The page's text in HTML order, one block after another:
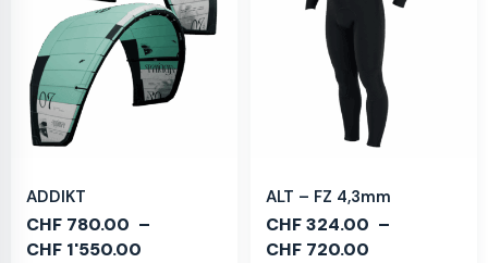
ADDIKT
CHF 780.00 –
CHF 1'550.00
ALT – FZ 4,3mm
CHF324.00 –
CHF 720.00